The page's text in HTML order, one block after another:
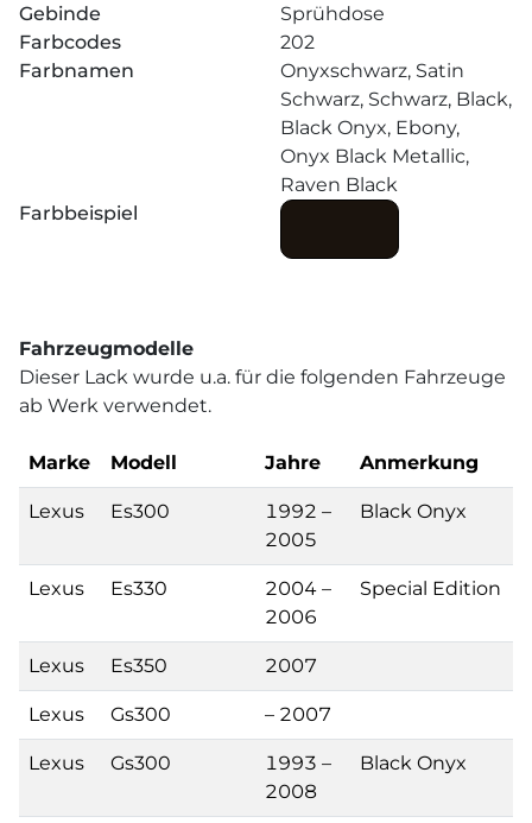
Gebinde
Sprühdose
Farbcodes
202
Farbnamen
Onyxschwarz, Satin
Schwarz, Schwarz, Black,
Black Onyx, Ebony,
Onyx Black Metallic,
Raven Black
Farbbeispiel
Fahrzeugmodelle
Dieser Lack wurde u.a. für die folgenden Fahrzeuge
ab Werk verwendet.
Marke Modell Jahre Anmerkung
Lexus Es300
1992 –
2005
Black Onyx
Lexus Es330
2004 –
2006
Special Edition
Lexus Es350 2007
Lexus Gs300 – 2007
Lexus Gs300
1993 –
2008
Black Onyx